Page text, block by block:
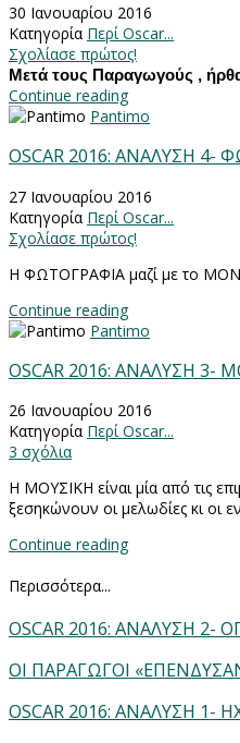
30 Ιανουαρίου 2016
Κατηγορία Περί Oscar...
Σχολίασε πρώτος!
Μετά τους Παραγωγούς ,
Continue reading
Pantimo
OSCAR 2016: ΑΝΑΛΥΣΗ 4-
27 Ιανουαρίου 2016
Κατηγορία Περί Oscar...
Σχολίασε πρώτος!
Η ΦΩΤΟΓΡΑΦΙΑ μαζί με το
Continue reading
Pantimo
OSCAR 2016: ΑΝΑΛΥΣΗ 3-
26 Ιανουαρίου 2016
Κατηγορία Περί Oscar...
3 σχόλια
Η ΜΟΥΣΙΚΗ είναι μία από τις
ξεσηκώνουν οι μελωδίες κι οι
Continue reading
Περισσότερα...
OSCAR 2016: ΑΝΑΛΥΣΗ 2-
ΟΙ ΠΑΡΑΓΩΓΟΙ
OSCAR 2016: ΑΝΑΛΥΣΗ 1-